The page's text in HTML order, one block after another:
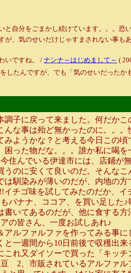
自分をごまかし続けています。。。恐
、気のせいだけじゃすまされない事も
いですね。 / ナンナ～はじめまして～ (
したんですが、でも「気のせいだった
子に戻って来ました。何だか
な事は殆ど無かったのに。。
ようかな？と考える今日この
った物だな。。。誰か私に喝
んでいる伊達市には、店鋪が
のに安くて良いのだ。そんな
馴染みが薄いのだが、内地の
チゴ味を試してみたのだか、
バナナ、ココア、を買い足した
いてあるのだが、他に食する方
の皆さん、一度お試しあれ♪
ルファルファを作ってみる事に
一週間から10日前後で収穫出
れ又ダイソーで買った「キッ
2、市販されているアルファ